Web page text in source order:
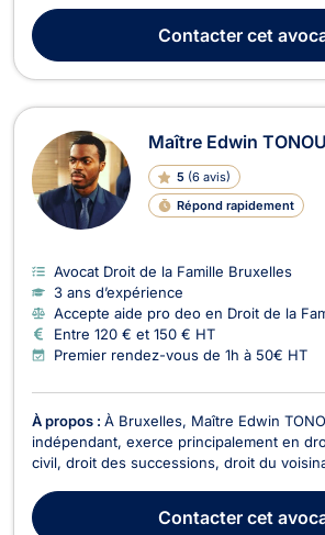
Contactercet
Maître Edwin
5 (6 avis)
Répond rapidement
Avocat Droit de la Famille Bruxelles
3 ans d’expérience
Accepte aide pro deo en Droit de la
Entre 120 € et 150 € HT
Premier rendez-vous de 1h à 50€ HT
À propos : À Bruxelles, Maître Edwin
indépendant, exerce principalement en
civil, droit des successions, droit du
clients afin de les accompagner dans des
diverses et d’assurer l...Contactercet